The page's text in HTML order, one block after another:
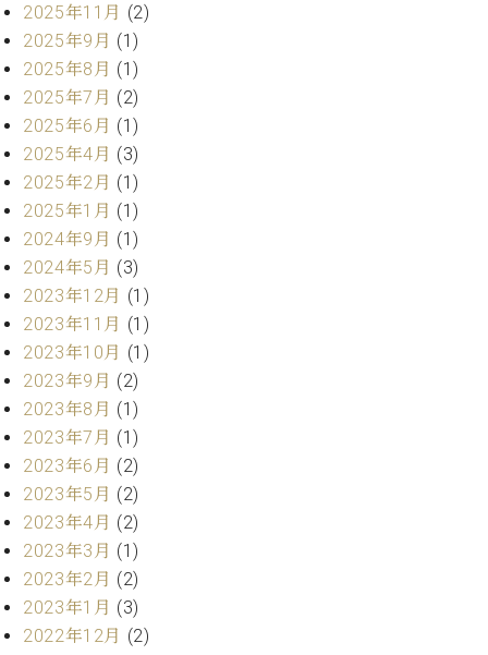
ヒ
シ
ュ
タ
イ
ン
コ
ン
サ
ー
ア
ッ
プ
ラ
イ
ト
ピ
ア
ノ
C.
ベ
シ
ュ
タ
納
入
実
楽
教
室
ご
愛
用
の
声
コ
ン
ク
ー
音
教
室
ム
東
店
ご
挨
拶
展
示
報
ホー
ル・
スタ
ジオ
レン
ホー
ル・
スタ
ジオ
空き
状況
動
画
2025年11月 (2)
2025年9月 (1)
2025年8月 (1)
2025年7月 (2)
2025年6月 (1)
2025年4月 (3)
2025年2月 (1)
2025年1月 (1)
2024年9月 (1)
2024年5月 (3)
2023年12月 (1)
2023年11月 (1)
2023年10月 (1)
2023年9月 (2)
2023年8月 (1)
2023年7月 (1)
2023年6月 (2)
2023年5月 (2)
2023年4月 (2)
2023年3月 (1)
2023年2月 (2)
2023年1月 (3)
2022年12月 (2)